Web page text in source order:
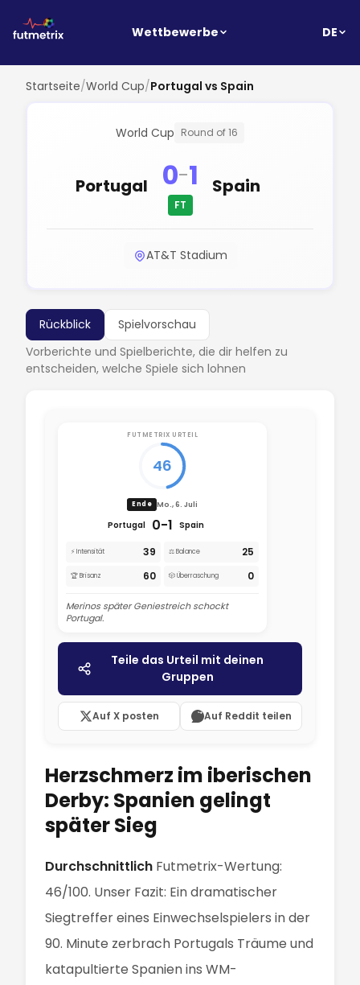
Wettbewerbe DE
Startseite/World Cup/Portugal vs Spain
World Cup Round of 16
Portugal 0-1
FT
Spain
AT&T Stadium
Rückblick
Spielvorschau
Vorberichte und Spielberichte, die dir helfen zu
entscheiden, welche Spiele sich lohnen
FUTMETRIX URTEIL
46
Ende Mo., 6. Juli
Portugal 0-1 Spain
⚡ Intensität 39 ⚖️ Balance 25
🏆 Brisanz 60 🎲 Überraschung 0
Merinos später Geniestreich schockt
Portugal.
Teile das Urteil mit deinen
Gruppen
Auf X posten Auf Reddit teilen
Herzschmerz im iberischen
Derby: Spanien gelingt
später Sieg
Durchschnittlich Futmetrix-Wertung:
46/100. Unser Fazit: Ein dramatischer
Siegtreffer eines Einwechselspielers in der
90. Minute zerbrach Portugals Träume und
katapultierte Spanien ins WM-